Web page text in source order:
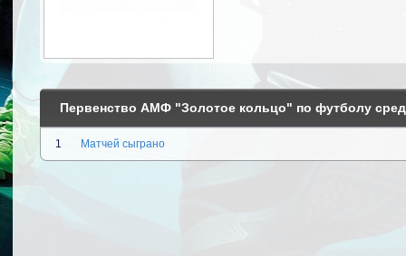
Первенство АМФ "Золотое кольцо" по футболу
1 Матчей сыграно